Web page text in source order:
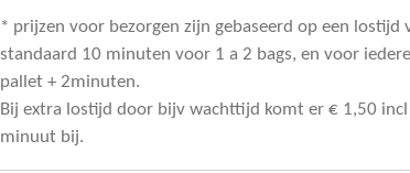
* prijzen voor bezorgen zijn gebaseerd op een lostijd
standaard 10 minuten voor 1 a 2 bags, en voor
pallet + 2minuten.
Bij extra lostijd door bijv wachttijd komt er € 1,50
minuut bij.